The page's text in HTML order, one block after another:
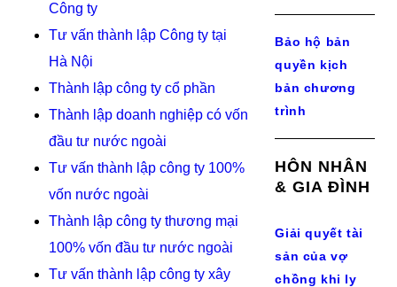
Công ty
Tư vấn thành lập Công ty tại
Hà Nội
Thành lập công ty cổ phần
Thành lập doanh nghiệp có vốn
đầu tư nước ngoài
Tư vấn thành lập công ty 100%
vốn nước ngoài
Thành lập công ty thương mại
100% vốn đầu tư nước ngoài
Tư vấn thành lập công ty xây
Bảo hộ bản
quyền kịch
bản chương
trình
HÔN NHÂN
& GIA ĐÌNH
Giải quyết tài
sản của vợ
chồng khi ly